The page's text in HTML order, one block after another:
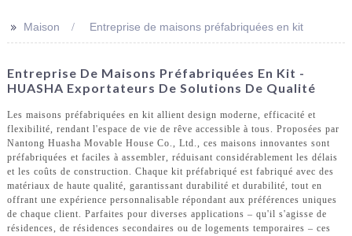
>> Maison Entreprise de maisons préfabriquées en kit
Entreprise De Maisons Préfabriquées En Kit -
HUASHA Exportateurs De Solutions De Qualité
Les maisons préfabriquées en kit allient design moderne, efficacité et
flexibilité, rendant l'espace de vie de rêve accessible à tous. Proposées par
Nantong Huasha Movable House Co., Ltd., ces maisons innovantes sont
préfabriquées et faciles à assembler, réduisant considérablement les délais
et les coûts de construction. Chaque kit préfabriqué est fabriqué avec des
matériaux de haute qualité, garantissant durabilité et durabilité, tout en
offrant une expérience personnalisable répondant aux préférences uniques
de chaque client. Parfaites pour diverses applications – qu'il s'agisse de
résidences, de résidences secondaires ou de logements temporaires – ces